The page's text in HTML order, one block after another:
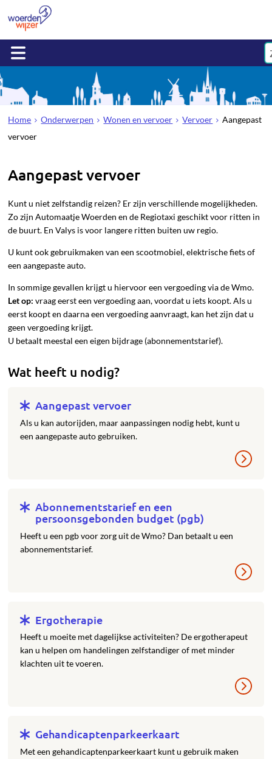
Home Onderwerpen Wonen en vervoer Vervoer
Aangepast
vervoer
Aangepast vervoer
Kunt u niet zelfstandig reizen? Er zijn verschillende mogelijkheden.
Zo zijn Automaatje Woerden en de Regiotaxi geschikt voor ritten in
de buurt. En Valys is voor langere ritten buiten uw regio.
U kunt ook gebruikmaken van een scootmobiel, elektrische fiets of
een aangepaste auto.
In sommige gevallen krijgt u hiervoor een vergoeding via de Wmo.
Let op: vraag eerst een vergoeding aan, voordat u iets koopt. Als u
eerst koopt en daarna een vergoeding aanvraagt, kan het zijn dat u
geen vergoeding krijgt.
U betaalt meestal een eigen bijdrage (abonnementstarief).
Wat heeft u nodig?
Aangepast vervoer
Als u kan autorijden, maar aanpassingen nodig hebt, kunt u
een aangepaste auto gebruiken.
Abonnementstarief en een
persoonsgebonden budget (pgb)
Heeft u een pgb voor zorg uit de Wmo? Dan betaalt u een
abonnementstarief.
Ergotherapie
Heeft u moeite met dagelijkse activiteiten? De ergotherapeut
kan u helpen om handelingen zelfstandiger of met minder
klachten uit te voeren.
Gehandicaptenparkeerkaart
Met een gehandicaptenparkeerkaart kunt u gebruik maken